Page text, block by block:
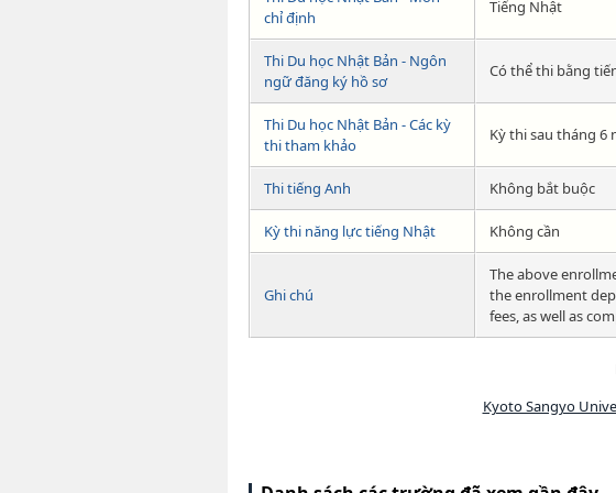
chỉ định
Tiếng Nhật
Thi Du học Nhật Bản - Ngôn
ngữ đăng ký hồ sơ
Có thể thi bằng
Thi Du học Nhật Bản - Các kỳ
thi tham khảo
Kỳ thi sau tháng 6
Thi tiếng Anh Không bắt buộc
Kỳ thi năng lực tiếng Nhật Không cần
Ghi chú
The above
the enrollment
fees, as well as
Kyoto Sangyo